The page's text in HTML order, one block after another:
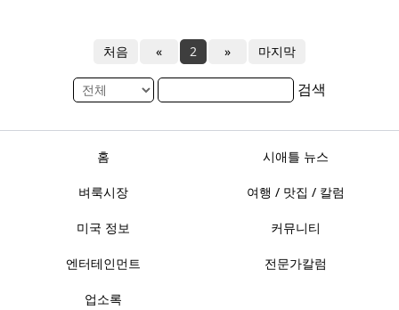
처음 « 2 » 마지막
검색
홈 시애틀 뉴스
벼룩시장 여행 / 맛집 / 칼럼
미국 정보 커뮤니티
엔터테인먼트 전문가칼럼
업소록